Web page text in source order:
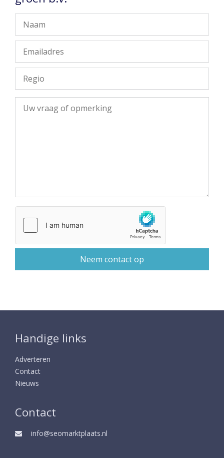
Handige links
Adverteren
Contact
Nieuws
Contact
info@seomarktplaats.nl